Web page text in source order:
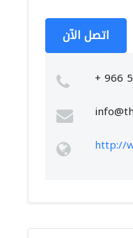
اتصل الآن
+ 966
http://